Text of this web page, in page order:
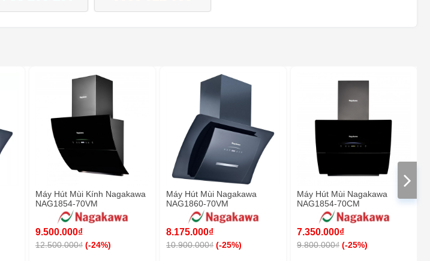
KHU 6 - TT TRÔI - HOÀI ĐỨC - HÀ NỘI
BEPTOT.VN - 58 ĐƯỜNG VẠN XUÂN - KHU 6 - TT TRÔI - HOÀI
XƯỞNG SẢN XUẤT TỦ BẾP - PHƯƠNG
ĐÌNH - ĐAN PHƯỢNG
Xã Phương Đình - Huyện Đan Phượng - Hà Nội
XƯỞNG SẢN XUẤT - THIẾT BỊ NHÀ BẾP
INOX - TỪ LIÊM
KM SỐ 6 + 825 ĐẠI LỘ THĂNG LONG, TÂY MỖ, NAM TỪ
BEPTOT.VN - 126 ĐẶNG NGUYÊN CẨN -
Máy Hút Mùi Kính Nagakawa
NAG1854-70VM
9.500.000₫
12.500.000₫ (-24%)
Máy Hút Mùi Nagakawa
NAG1860-70VM
8.175.000₫
10.900.000₫ (-25%)
Máy Hút Mùi Nagakawa
NAG1854-70CM
7.350.000₫
9.800.000₫ (-25%)